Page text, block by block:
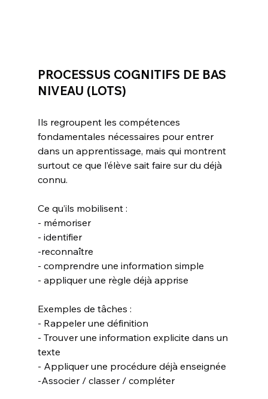
PROCESSUS COGNITIFS DE BAS
NIVEAU (LOTS)
Ils regroupent les compétences
fondamentales nécessaires pour entrer
dans un apprentissage, mais qui montrent
surtout ce que l’élève sait faire sur du déjà
connu.
Ce qu’ils mobilisent :
- mémoriser
- identifier
-reconnaître
- comprendre une information simple
- appliquer une règle déjà apprise
Exemples de tâches :
- Rappeler une définition
- Trouver une information explicite dans un
texte
- Appliquer une procédure déjà enseignée
-Associer / classer / compléter